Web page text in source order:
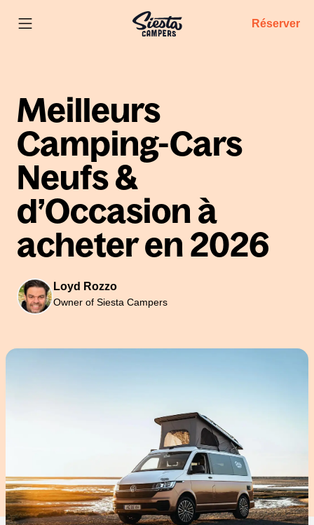
Réserver
Meilleurs
Camping-Cars
Neufs &
d’Occasion à
acheter en 2026
Loyd Rozzo
Owner of Siesta Campers